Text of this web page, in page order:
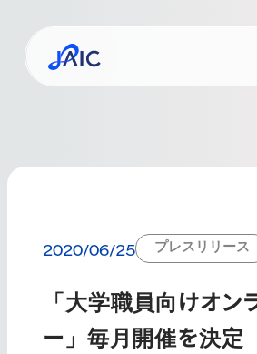
2020/06/25 プレスリリース
「大学職員向けオン
ー」毎月開催を決